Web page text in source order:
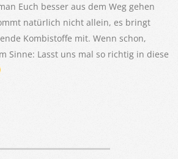
Euch besser aus dem Weg gehen
natürlich nicht allein, es bringt
Kombistoffe mit. Wenn schon,
Sinne: Lasst uns mal so richtig in diese